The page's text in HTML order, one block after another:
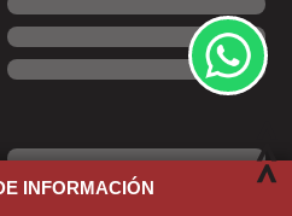
INFORMACIÓN